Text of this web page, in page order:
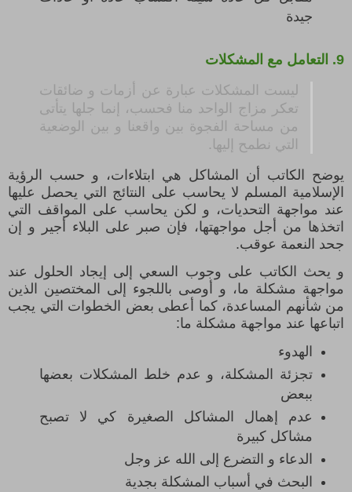
جيدة
9.
التعامل مع المشكلات
ليست المشكلات عبارة عن أزمات و ضائقات
تعكر مزاج الواحد منا فحسب،
إنما جلها يتأتى
من مساحة الفجوة بين واقعنا و بين الوضعية
التي نطمح إليها .
يوضح الكاتب أن المشاكل هي ابتلاءات، و حسب الرؤية
الإسلامية المسلم لا يحاسب على النتائج التي يحصل عليها
عند مواجهة التحديات، و لكن يحاسب على المواقف التي
اتخذها من أجل مواجهتها، فإن صبر على البلاء أجير و إن
جحد النعمة عوقب.
و يحث الكاتب على وجوب السعي إلى إيجاد الحلول عند
مواجهة مشكلة ما، و
أوصى باللجوء إلى المختصين الذين
من شأنهم المساعدة، كما أعطى بعض الخطوات التي يجب
اتباعها عند مواجهة مشكلة ما:
الهدوء
تجزئة المشكلة، و عدم خلط المشكلات بعضها
ببعض
عدم إهمال المشاكل الصغيرة كي لا تصبح
مشاكل كبيرة
الدعاء و التضرع إلى الله عز وجل
البحث في أسباب المشكلة بجدية